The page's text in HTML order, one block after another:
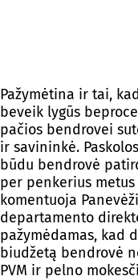
Pažymėtina ir tai,
beveik lygūs
pačios bendrovei
ir savininkė.
būdu bendrovė
per penkerius metus
komentuoja
departamento
pažymėdamas, kad
biudžetą bendrovė
PVM ir pelno